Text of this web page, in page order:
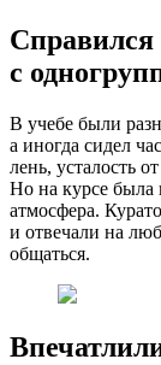
Справился
с
В учебе были
а иногда сидел
лень, усталость
Но на курсе была
атмосфера.
и отвечали на
общаться.